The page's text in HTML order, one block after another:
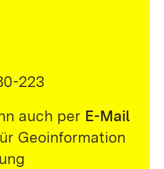
223
auch per E-Mail
Geoinformation